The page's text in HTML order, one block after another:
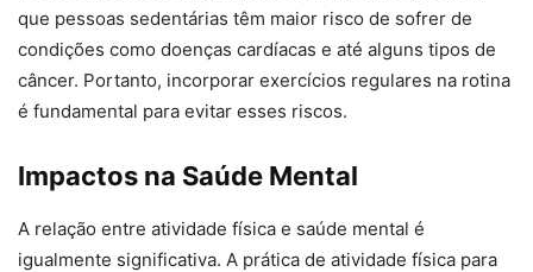
que pessoas sedentárias têm maior risco de sofrer de
condições como doenças cardíacas e até alguns tipos de
câncer. Portanto, incorporar exercícios regulares na rotina
é fundamental para evitar esses riscos.
Impactos na Saúde Mental
A relação entre atividade física e saúde mental é
igualmente significativa. A prática de atividade física para